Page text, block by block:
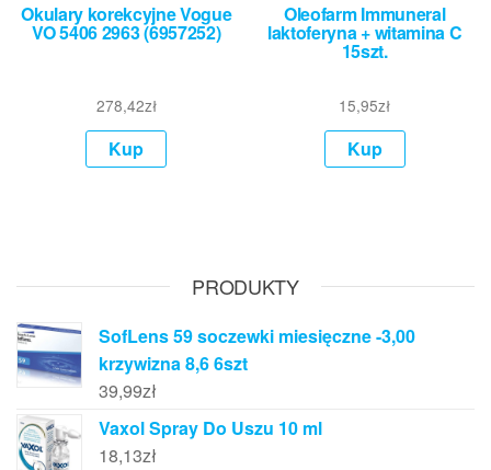
Okulary korekcyjne Vogue
VO 5406 2963 (6957252)
278,42zł
Kup
Oleofarm Immuneral
laktoferyna + witamina C
15szt.
15,95zł
Kup
PRODUKTY
SofLens 59 soczewki miesięczne -3,00
krzywizna 8,6 6szt
39,99zł
Vaxol Spray Do Uszu 10 ml
18,13zł